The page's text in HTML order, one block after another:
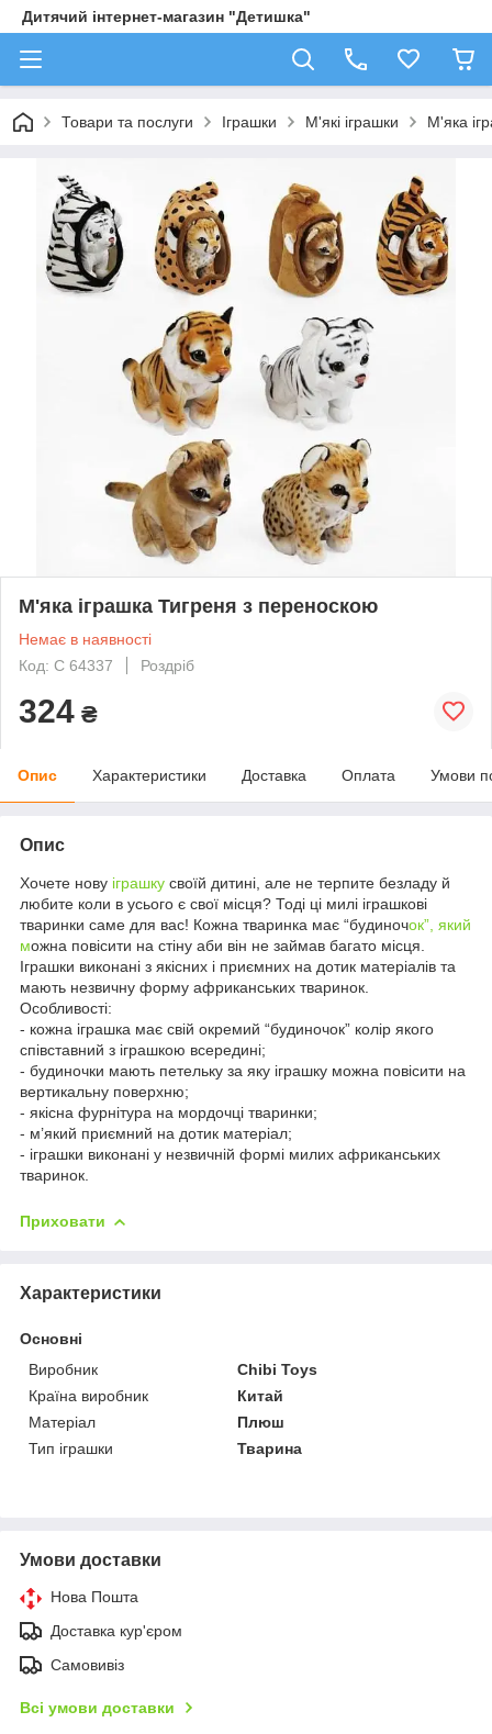
Дитячий інтернет-магазин "Детишка"
Товари та послуги Іграшки М'які іграшки М'яка
М'яка іграшка Тигреня з переноскою
Немає в наявності
Код: С 64337
Роздріб
324 ₴
Опис Характеристики Доставка Оплата Умови
Опис
Хочете нову іграшку своїй дитині, але не терпите безладу й
любите коли в усього є свої місця? Тоді ці милі іграшкові
тваринки саме для вас! Кожна тваринка має “будиночок”, який
можна повісити на стіну аби він не займав багато місця.
Іграшки виконані з якісних і приємних на дотик матеріалів та
мають незвичну форму африканських тваринок.
Особливості:
- кожна іграшка має свій окремий “будиночок” колір якого
співставний з іграшкою всередині;
- будиночки мають петельку за яку іграшку можна повісити на
вертикальну поверхню;
- якісна фурнітура на мордочці тваринки;
- м’який приємний на дотик матеріал;
- іграшки виконані у незвичній формі милих африканських
тваринок.
Приховати
Характеристики
Основні
Виробник
Chibi Toys
Країна виробник
Китай
Матеріал
Плюш
Тип іграшки
Тварина
Умови доставки
Нова Пошта
Доставка кур'єром
Самовивіз
Всі умови доставки